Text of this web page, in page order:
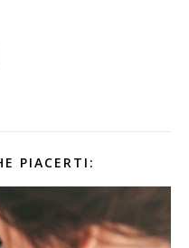
PIACERTI: